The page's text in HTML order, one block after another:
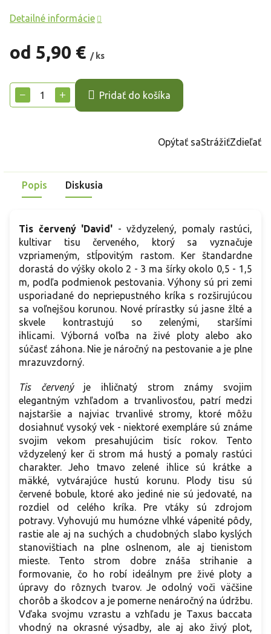
od 5,90 € / ks
cena:
+
− Pridať do košíka
Detailné informácie
Opýtať saStrážiťZdieľať
Popis Diskusia
Tis červený 'David' - vždyzelený, pomaly rastúci,
kultivar tisu červeného, ​​ktorý sa vyznačuje
vzpriameným, stĺpovitým rastom. Ker štandardne
dorastá do výšky okolo 2 - 3 ma šírky okolo 0,5 - 1,5
m, podľa podmienok pestovania. Výhony sú pri zemi
usporiadané do nepriepustného kríka s rozširujúcou
sa voľnejšou korunou. Nové prírastky sú jasne žlté a
skvele kontrastujú so zelenými, staršími
ihlicami. Výborná voľba na živé ploty alebo ako
súčasť záhona. Nie je náročný na pestovanie a je plne
mrazuvzdorný.
Tis červenýje ihličnatý strom známy svojim
elegantným vzhľadom a trvanlivosťou, patrí medzi
najstaršie a najviac trvanlivé stromy, ktoré môžu
dosiahnuť vysoký vek - niektoré exempláre sú známe
svojim vekom presahujúcim tisíc rokov. Tento
vždyzelený ker či strom má hustý a pomaly rastúci
charakter. Jeho tmavo zelené ihlice sú krátke a
mäkké, vytvárajúce hustú korunu. Plody tisu sú
červené bobule, ktoré ako jediné nie sú jedovaté, na
rozdiel od celého kríka. Pre vtáky sú zdrojom
potravy. Vyhovujú mu humózne vlhké vápenité pôdy,
rastie ale aj na suchých a chudobných slabo kyslých
stanovištiach na plne oslnenom, ale aj tienistom
mieste. Tento strom dobre znáša strihanie a
formovanie, čo ho robí ideálnym pre živé ploty a
úpravy do rôznych tvarov. Je odolný voči väčšine
chorôb a škodcov a je pomerne nenáročný na údržbu.
Vďaka svojmu vzrastu a vzhľadu je Taxus baccata
vhodný na okrasné výsadby, ale aj ako živý plot,